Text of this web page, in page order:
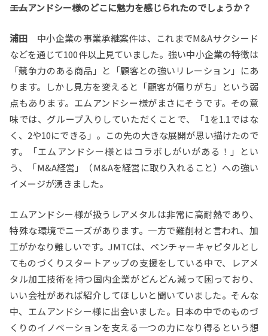
――エムアンドシー様のどこに魅力を感じられたのでしょうか？
浦田 中小企業の事業承継案件は、これまでM&Aサクシード
などを通じて100件以上見ていました。強い中小企業の特徴は
「競争力のある商品」と「顧客との強いリレーション」にあ
ります。しかし見方を変えると「顧客が偏りがち」という弱
点もあります。エムアンドシー様がまさにそうです。その意
味では、グループ入りしていただくことで、「1を1.1ではな
く、2や10にできる」。この先の大きな展開が思い描けたので
す。「エムアンドシー様とはコラボしがいがある！」とい
う、「M&A経営」（M&Aを経営に取り入れること）への強い
イメージが湧きました。
エムアンドシー様が扱うレアメタルは非常に高耐熱であり、
特殊な環境でニーズがあります。一方で難削材と言われ、加
工がかなり難しいです。JMTCは、ベンチャーキャピタルとし
てものづくりスタートアップの支援をしている中で、レアメ
タル加工技術を持つ国内企業がどんどん減って困っており、
いい会社があれば紹介してほしいと聞いていました。そんな
中、エムアンドシー様に出会いました。日本の中でのものづ
くりのイノベーションを支える一つの力になり得るという想